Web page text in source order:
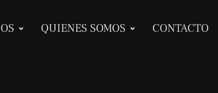
QUIENES SOMOS CONTACTO